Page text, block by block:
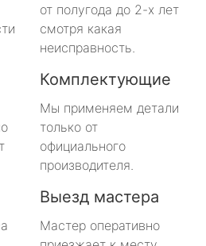
от полугода до 2-х лет
смотря какая
неисправность.
Комплектующие
Мы применяем детали
только от
официального
производителя.
Выезд мастера
Мастер оперативно